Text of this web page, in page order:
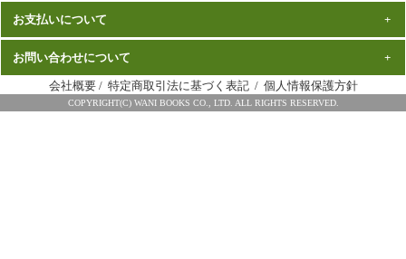
※商品により諸事情で金額が変更する場合もございます。
※同梱不可の商品もございますのでご注意ください。
在庫がある商品につきましては、
お届けとなります。
予約商品は、特典完成後の発送となりますので、
発売（予定）日
から１～２ヶ月程度でのお届けとなります
※お届けは日本国内に限らせていただきます。
お支払いについて
クレジットカード・代金引換がご利用になれます。
お問い合わせについて
ワニブックス スペシャルエディション事務局
会社概要/ 特定商取引法に基づく表記 / 個人情報保護方針
COPYRIGHT(C) WANI BOOKS CO., LTD. ALL RIGHTS RESERVED.